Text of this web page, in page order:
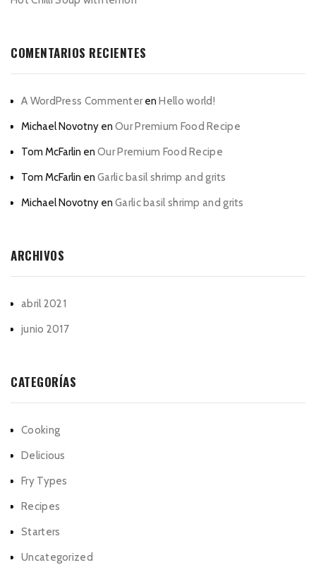
COMENTARIOS RECIENTES
A WordPress CommenterenHello world!
Michael Novotny en Our Premium Food Recipe
Tom McFarlin en Our Premium Food Recipe
Tom McFarlin en Garlic basil shrimp and grits
Michael Novotny en Garlic basil shrimp and grits
ARCHIVOS
abril 2021
junio 2017
CATEGORÍAS
Cooking
Delicious
Fry Types
Recipes
Starters
Uncategorized